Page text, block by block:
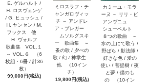
E. ゲルハルト /
H. ロスヴェンゲ
/ G. ヒュッシュ /
H. ヤンセン / M.
フックス 他
H. ヴォルフ
歌曲集 VOL.１
～ VOL.６ （6
枚組・6冊 / 計36
枚）
99,000円(税込)
ミロスラフ・チ
ャンガロヴィッ
チ ～ アンドレ
ア・プレガー
ムソルグスキ
ー 歌曲集 ～
蚤の歌 / 夕べの
歌 / 幻 / 神学生
他 （10イン
チ）
19,800円(税込)
カミーユ・モラ
ーヌ ～ リリ・ビ
アンヴニュ
シューベルト
８つの歌曲 ～
水の上にて歌う /
野ばら / 影法師 /
好きな色 / 愛の
使い / 菩提樹 / 夜
と夢 / 僕のも
の （10イン